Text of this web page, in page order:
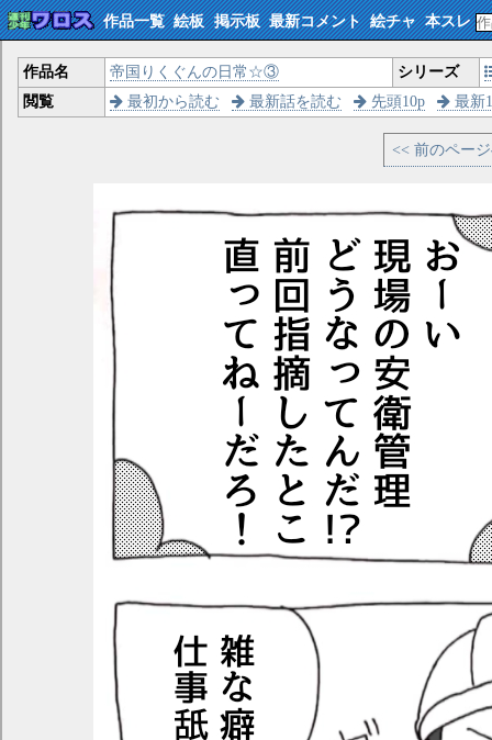
作品一覧 絵板 掲示板 最新コメント 絵チャ 本スレ
作品名 帝国りくぐんの日常☆③
シリーズ
閲覧
最初から読む 最新話を読む 先頭10p 最新
<< 前のペー